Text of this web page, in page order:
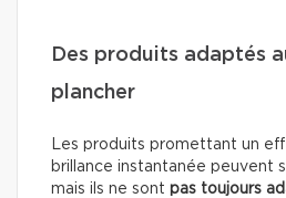
Des produits adaptés
plancher
Les produits promettant un
brillance instantanée peuvent
mais ils ne sont pas toujours